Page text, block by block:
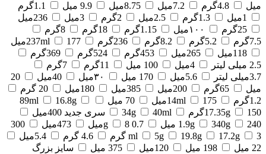
میل
4.8گرم 7.2میل 8.75میل 9.9 میل
1.1گرم
1میل
1.3گرم 2.5میل 2گرم 3میل
236میل
25گرم
۱۰۰میل 1.15گرم 18گرم
8گرم
7.5گرم
5.2گرم 8.2گرم 236گرم 237ml
177میل
118میل
265میل 453گرم 524گرم
369گرم
2.5 میلی لیتر
4میل 100 میل 11گرم
7گرم
3.7میلی لیتر
5.6میل 170 میل ۳۰میل 40میل
20
میل
65گرم 200میل 385میل 180میل
20 گرم
1.2گرم
14ml 175میل 70 میل 89ml
16.8g
17.35g
150گرم 34g 40ml
سری جدید 400میل
1.9g
340g 240 میل 0.7 g 8میل 473میل
300
ml
5g 19.8g 17.2g 3 گرم 4.6 گرم
5.4میل
22 میل
198 میل 120میل 375 میل
سایز بزرگ